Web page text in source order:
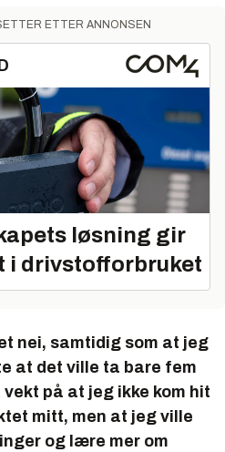
industry
YardIntel - Business
industry
CHECKD - Task
TapBookAuthor -
ETTER ANNONSEN
løsning gir
i drivstofforbruket
nei, samtidig som at jeg
at det ville ta bare fem
på at jeg ikke kom hit
mitt, men at jeg ville
og lære mer om